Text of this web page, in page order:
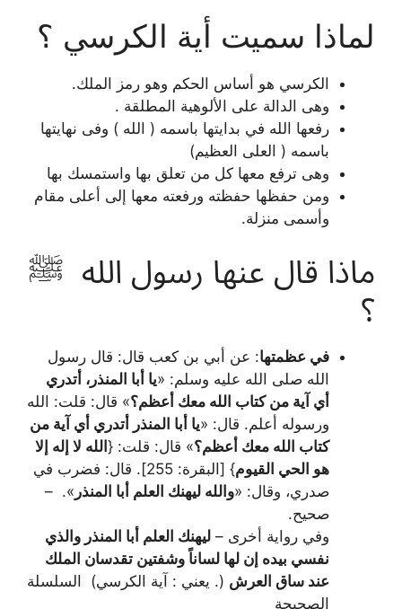
لماذا سميت أية الكرسي ؟
الكرسي هو أساس الحكم وهو رمز الملك.
وهى الدالة على الألوهية المطلقة .
رفعها الله في بدايتها باسمه ( الله ) وفى نهايتها
باسمه ( العلى العظيم)
وهى ترفع معها كل من تعلق بها واستمسك بها
ومن حفظها حفظته ورفعته معها إلى أعلى مقام
وأسمى منزلة.
ماذا قال عنها رسول الله ﷺ
؟
في عظمتها: عن أبي بن كعب قال: قال رسول
الله صلى الله عليه وسلم: «يا أبا المنذر، أتدري
أي آية من كتاب الله معك أعظم؟» قال: قلت: الله
ورسوله أعلم. قال: «يا أبا المنذر أتدري أي آية من
كتاب الله معك أعظم؟» قال: قلت: { الله لا إله إلا
هو الحي القيوم
} [البقرة: 255]. قال: فضرب في
صدري، وقال: «والله ليهنك العلم أبا المنذر ». –
صحيح.
وفي رواية أخرى – ليهنك العلم أبا المنذر والذي
نفسي بيده إن لها لساناً وشفتين تقدسان الملك
عند ساق العرش (. يعني : آية الكرسي) السلسلة
الصحيحة